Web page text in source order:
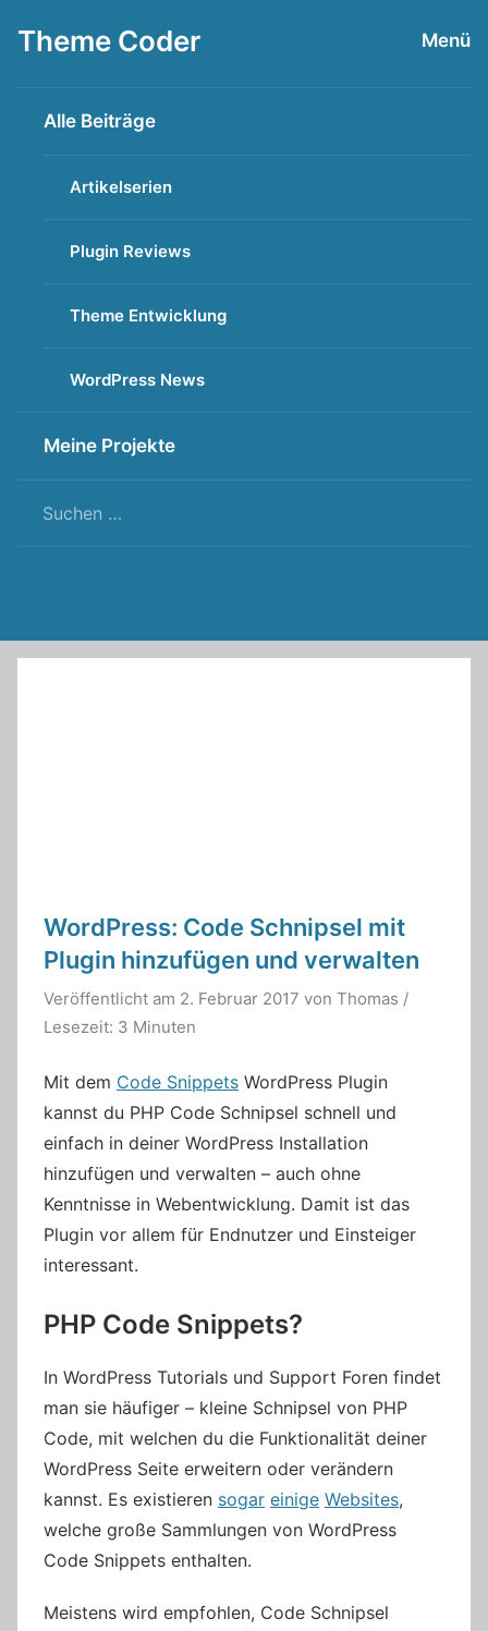
Inhalt
Theme Coder Menü
Alle Beiträge
Artikelserien
Plugin Reviews
Theme Entwicklung
WordPress News
Meine Projekte
WordPress: Code Schnipsel mit
Plugin hinzufügen und verwalten
Veröffentlicht am 2. Februar 2017 von Thomas /
Lesezeit: 3 Minuten
Mit dem Code Snippets WordPress Plugin
kannst du PHP Code Schnipsel schnell und
einfach in deiner WordPress Installation
hinzufügen und verwalten – auch ohne
Kenntnisse in Webentwicklung. Damit ist das
Plugin vor allem für Endnutzer und Einsteiger
interessant.
PHP Code Snippets?
In WordPress Tutorials und Support Foren findet
man sie häufiger – kleine Schnipsel von PHP
Code, mit welchen du die Funktionalität deiner
WordPress Seite erweitern oder verändern
kannst. Es existieren sogar einige Websites,
welche große Sammlungen von WordPress
Code Snippets enthalten.
Meistens wird empfohlen, Code Schnipsel